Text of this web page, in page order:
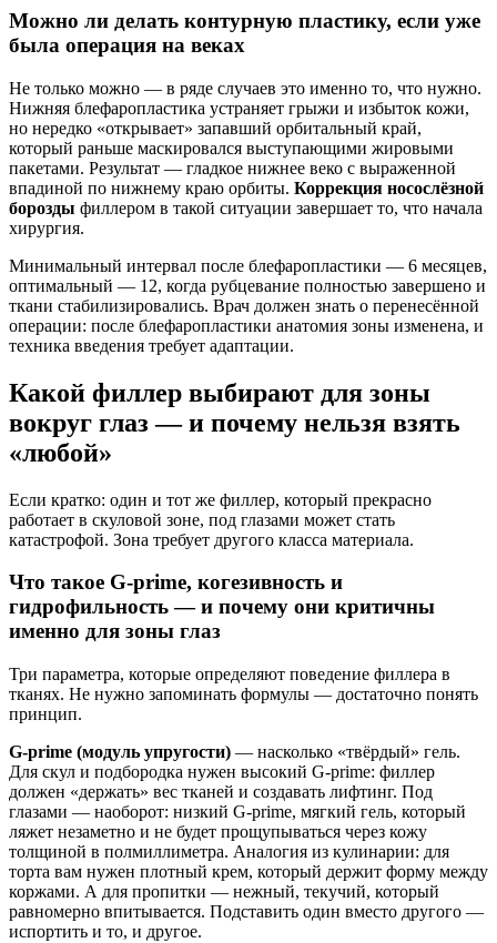
Можно ли делать контурную пластику, если уже
была операция на веках
Не только можно — в ряде случаев это именно то, что нужно.
Нижняя блефаропластика устраняет грыжи и избыток кожи,
но нередко «открывает» запавший орбитальный край,
который раньше маскировался выступающими жировыми
пакетами. Результат — гладкое нижнее веко с выраженной
впадиной по нижнему краю орбиты. Коррекция носослёзной
борозды филлером в такой ситуации завершает то, что начала
хирургия.
Минимальный интервал после блефаропластики — 6 месяцев,
оптимальный — 12, когда рубцевание полностью завершено и
ткани стабилизировались. Врач должен знать о перенесённой
операции: после блефаропластики анатомия зоны изменена, и
техника введения требует адаптации.
Какой филлер выбирают для зоны
вокруг глаз — и почему нельзя взять
«любой»
Если кратко: один и тот же филлер, который прекрасно
работает в скуловой зоне, под глазами может стать
катастрофой. Зона требует другого класса материала.
Что такое G-prime, когезивность и
гидрофильность — и почему они критичны
именно для зоны глаз
Три параметра, которые определяют поведение филлера в
тканях. Не нужно запоминать формулы — достаточно понять
принцип.
G-prime (модуль упругости) — насколько «твёрдый» гель.
Для скул и подбородка нужен высокий G-prime: филлер
должен «держать» вес тканей и создавать лифтинг. Под
глазами — наоборот: низкий G-prime, мягкий гель, который
ляжет незаметно и не будет прощупываться через кожу
толщиной в полмиллиметра. Аналогия из кулинарии: для
торта вам нужен плотный крем, который держит форму между
коржами. А для пропитки — нежный, текучий, который
равномерно впитывается. Подставить один вместо другого —
испортить и то, и другое.